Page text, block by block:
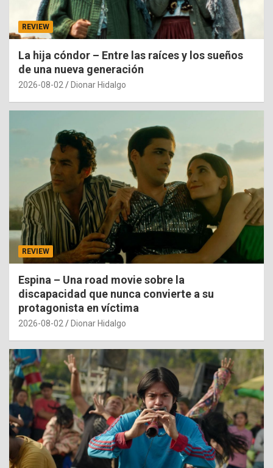
REVIEW
La hija cóndor – Entre las raíces y los sueños
de una nueva generación
2026-08-02 Dionar Hidalgo
REVIEW
Espina – Una road movie sobre la
discapacidad que nunca convierte a su
protagonista en víctima
2026-08-02 Dionar Hidalgo